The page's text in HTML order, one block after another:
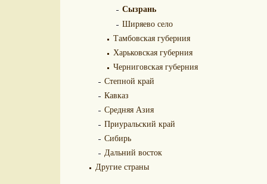
Сызрань
Ширяево село
Тамбовская губерния
Харьковская губерния
Черниговская губерния
Степной край
Кавказ
Средняя Азия
Приуральский край
Сибирь
Дальний восток
Другие страны